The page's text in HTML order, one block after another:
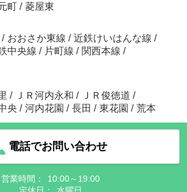
町 / 菱屋東
/ おおさか東線 / 近鉄けいはんな線 /
中央線 / 片町線 / 関西本線 /
/ ＪＲ河内永和 / ＪＲ俊徳道 /
央 / 河内花園 / 長田 / 東花園 / 荒本
電話でお問い合わせ
営業時間：
10:00～19:00